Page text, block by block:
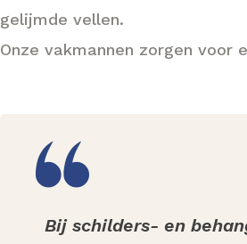
gelijmde vellen.
Onze vakmannen zorgen voor
Bij schilders- en